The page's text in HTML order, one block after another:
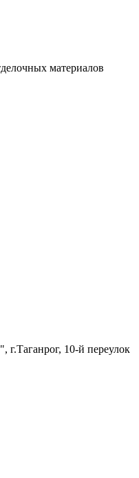
материалов
10-й переулок